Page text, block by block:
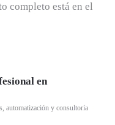
completo está en el
en
automatización y consultoría